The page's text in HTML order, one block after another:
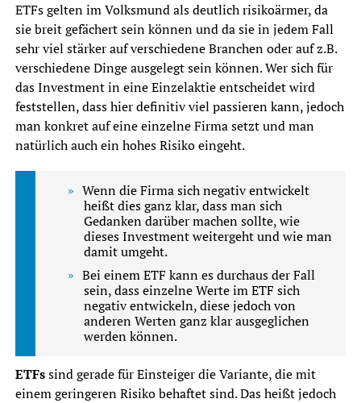
ETFs gelten im Volksmund als deutlich risikoärmer, da
sie breit gefächert sein können und da sie in jedem Fall
sehr viel stärker auf verschiedene Branchen oder auf z.B.
verschiedene Dinge ausgelegt sein können. Wer sich für
das Investment in eine Einzelaktie entscheidet wird
feststellen, dass hier definitiv viel passieren kann, jedoch
man konkret auf eine einzelne Firma setzt und man
natürlich auch ein hohes Risiko eingeht.
Wenn die Firma sich negativ entwickelt
heißt dies ganz klar, dass man sich
Gedanken darüber machen sollte, wie
dieses Investment weitergeht und wie man
damit umgeht.
Bei einem ETF kann es durchaus der Fall
sein, dass einzelne Werte im ETF sich
negativ entwickeln, diese jedoch von
anderen Werten ganz klar ausgeglichen
werden können.
ETFssind gerade für Einsteiger die Variante, die mit
einem geringeren Risiko behaftet sind. Das heißt jedoch